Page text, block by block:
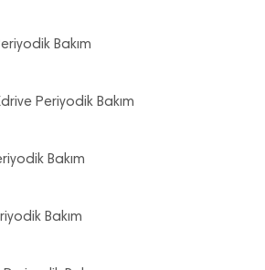
Bakım
Periyodik Bakım
Bakım
Bakım